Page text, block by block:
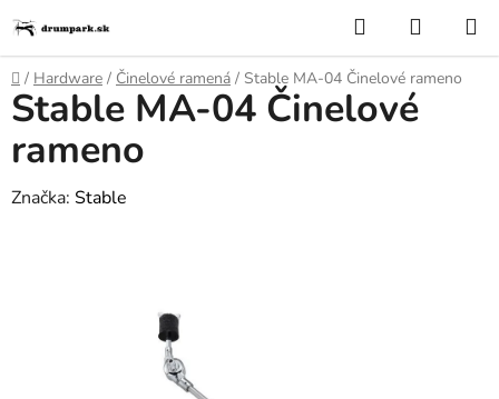
na
obsah
Hľadať
KOŠÍK
Domov
/ Hardware / Činelové ramená / Stable MA-04 Činelové rameno
Stable MA-04 Činelové
rameno
Značka: Stable